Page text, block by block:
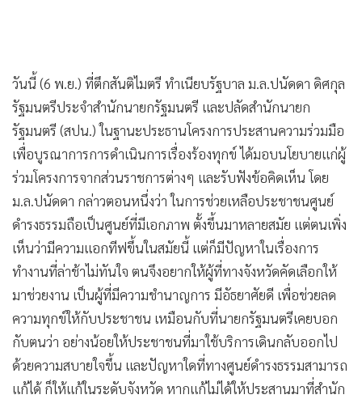
• Celeb Online
• Factcheck
• ญี่ปุ่น
• News1
Gotomanager
วันนี้ (6 พ.ย.) ที่ตึกสันติไมตรี ทำเนียบรัฐบาล ม.ล.ปนัดดา ดิศกุล
รัฐมนตรีประจำสำนักนายกรัฐมนตรี และปลัดสำนักนายก
รัฐมนตรี (สปน.) ในฐานะประธานโครงการประสานความร่วมมือ
เพื่อบูรณาการการดำเนินการเรื่องร้องทุกข์ ได้มอบนโยบายแก่ผู้
ร่วมโครงการจากส่วนราชการต่างๆ และรับฟังข้อคิดเห็น โดย
ม.ล.ปนัดดา กล่าวตอนหนึ่งว่า ในการช่วยเหลือประชาชนศูนย์
ดำรงธรรมถือเป็นศูนย์ที่มีเอกภาพ ตั้งขึ้นมาหลายสมัย แต่ตนเพิ่ง
เห็นว่ามีความแอกทีฟขึ้นในสมัยนี้ แต่ก็มีปัญหาในเรื่องการ
ทำงานที่ล่าช้าไม่ทันใจ ตนจึงอยากให้ผู้ที่ทางจังหวัดคัดเลือกให้
มาช่วยงาน เป็นผู้ที่มีความชำนาญการ มีอัธยาศัยดี เพื่อช่วยลด
ความทุกข์ให้กับประชาชน เหมือนกับที่นายกรัฐมนตรีเคยบอก
กับตนว่า อย่างน้อยให้ประชาชนที่มาใช้บริการเดินกลับออกไป
ด้วยความสบายใจขึ้น และปัญหาใดที่ทางศูนย์ดำรงธรรมสามารถ
แก้ได้ ก็ให้แก้ในระดับจังหวัด หากแก้ไม่ได้ให้ประสานมาที่สำนัก